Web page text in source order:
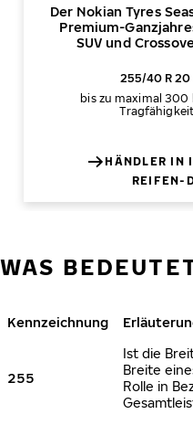
Der Nokian Tyres
Premium-
SUV und
255/40 R 20
bis zu maximal 300
HÄNDLER IN
REIFEN-
WAS
Kennzeichnung
255
Ist die
Breite
Rolle in